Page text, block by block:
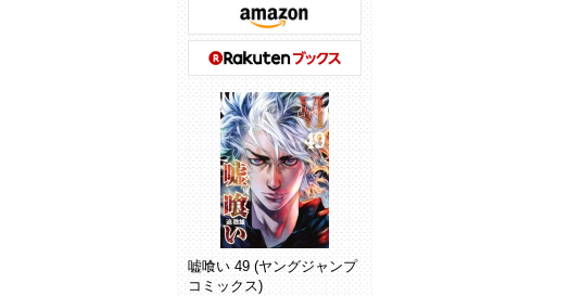
嘘喰い 49 (ヤングジャンプ
コミックス)